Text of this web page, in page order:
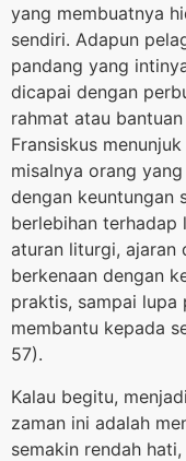
yang membuatnya
sendiri. Adapun
pandang yang
dicapai dengan
rahmat atau
Fransiskus
misalnya orang
dengan keuntungan
berlebihan
aturan liturgi, ajaran
berkenaan dengan
praktis, sampai lupa
membantu kepada
57).
Kalau begitu,
zaman ini adalah
semakin rendah